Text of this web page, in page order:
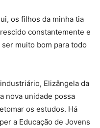
os filhos da minha tia
constantemente e
muito bom para todo
Elizângela da
nova unidade possa
os estudos. Há
a Educação de Jovens